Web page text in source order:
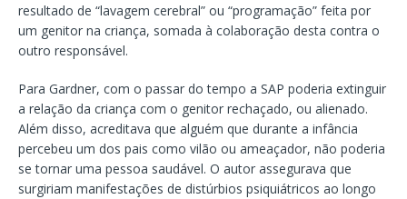
resultado de “lavagem cerebral” ou “programação” feita por
um genitor na criança, somada à colaboração desta contra o
outro responsável.
Para Gardner, com o passar do tempo a SAP poderia extinguir
a relação da criança com o genitor rechaçado, ou alienado.
Além disso, acreditava que alguém que durante a infância
percebeu um dos pais como vilão ou ameaçador, não poderia
se tornar uma pessoa saudável. O autor assegurava que
surgiriam manifestações de distúrbios psiquiátricos ao longo